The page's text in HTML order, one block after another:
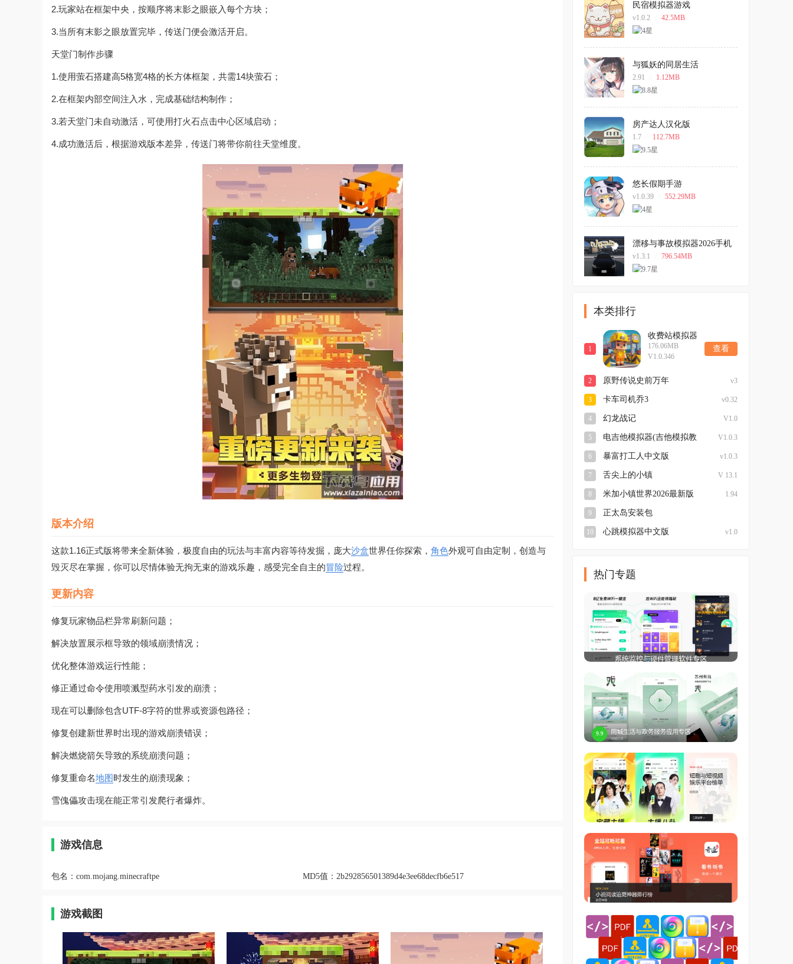
2.玩家站在框架中央，按顺序将末影之眼嵌入每个方块；
3.当所有末影之眼放置完毕，传送门便会激活开启。
天堂门制作步骤
1.使用萤石搭建高5格宽4格的长方体框架，共需14块萤石；
2.在框架内部空间注入水，完成基础结构制作；
3.若天堂门未自动激活，可使用打火石点击中心区域启动；
4.成功激活后，根据游戏版本差异，传送门将带你前往天堂维度。
版本介绍
这款1.16正式版将带来全新体验，极度自由的玩法与丰富内容等待发掘，庞大沙盒世界任你探索， 角色外观可自由定制，创造与
毁灭尽在掌握，你可以尽情体验无拘无束的游戏乐趣，感受完全自主的冒险过程。
更新内容
修复玩家物品栏异常刷新问题；
解决放置展示框导致的领域崩溃情况；
优化整体游戏运行性能；
修正通过命令使用喷溅型药水引发的崩溃；
现在可以删除包含UTF-8字符的世界或资源包路径；
修复创建新世界时出现的游戏崩溃错误；
解决燃烧箭矢导致的系统崩溃问题；
修复重命名地图时发生的崩溃现象；
雪傀儡攻击现在能正常引发爬行者爆炸。
游戏信息
包名： com.mojang.minecraftpe MD5值： 2b292856501389d4e3ee68decfb6e517
游戏截图
民宿模拟器游戏
v1.0.2 42.5MB
与狐妖的同居生活
2.91 1.12MB
房产达人汉化版
1.7 112.7MB
悠长假期手游
v1.0.39 552.29MB
漂移与事故模拟器2026手机
版
v1.3.1 796.54MB
本类排行
1
收费站模拟器
2026最新版
176.06MB
V1.0.346
查看
2 原野传说史前万年 v3
3 卡车司机乔3 v0.32
4 幻龙战记 V1.0
5
电吉他模拟器(吉他模拟教
V1.0.3
6 暴富打工人中文版 v1.0.3
7 舌尖上的小镇 V 13.1
8 米加小镇世界2026最新版 1.94
9 正太岛安装包
10
心跳模拟器中文版 v1.0
热门专题